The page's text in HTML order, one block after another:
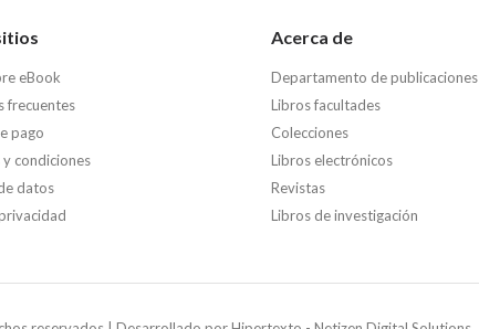
eBook
frecuentes
pago
condiciones
datos
Acerca de
Departamento de publicaciones
Libros facultades
Colecciones
Libros electrónicos
Revistas
Libros de investigación